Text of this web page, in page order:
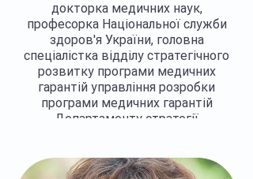
докторка медичних наук,
професорка Національної служби
здоров'я України, головна
спеціалістка відділу стратегічного
розвитку програми медичних
гарантій управління розробки
програми медичних гарантій
Департаменту стратегії